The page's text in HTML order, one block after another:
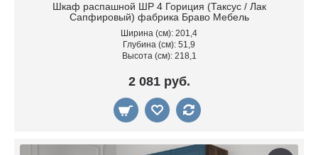
Шкаф распашной ШР 4 Гориция (Таксус / Лак
Сапфировый) фабрика Браво Мебель
Ширина (см): 201,4
Глубина (см): 51,9
Высота (см): 218,1
2 081 руб.